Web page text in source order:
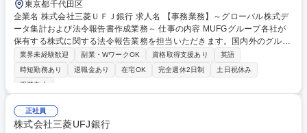
東京都千代田区
企業名 株式会社三菱ＵＦＪ銀行 求人名 【事務業務】～グローバル株式デ
ータ集計および法令報告書作成業務～ 仕事の内容 MUFGグループ各社が
保有する株式に関する法令報告業務を担当いただきます。国内外のグルー
プ会社と連携しながら、必要な情報を取りまとめ、各国のルールに沿った
報告書の作成・提出を行うポジションです。日々の定 常業務に加え、法改
正や制度変更に応じて運用方法の見直しにも携わるため、専門知識を身に
に関するデータを収集・集約■データ内容の確認や、不足・不明点につい
て関係部署へ確認■国内外の法令に基づく報告書の作成・提出■法改正や制
度変更に伴う集計方法・業務フローの見直し■海外の法律事務所やグルー
業界未経験歓迎 副業・WワークOK 資格取得支援あり
英語
時短勤務あり
退職金あり 在宅OK 完全週休2日制
土日祝休み
服装自由
正社員
株式会社三菱UFJ銀行